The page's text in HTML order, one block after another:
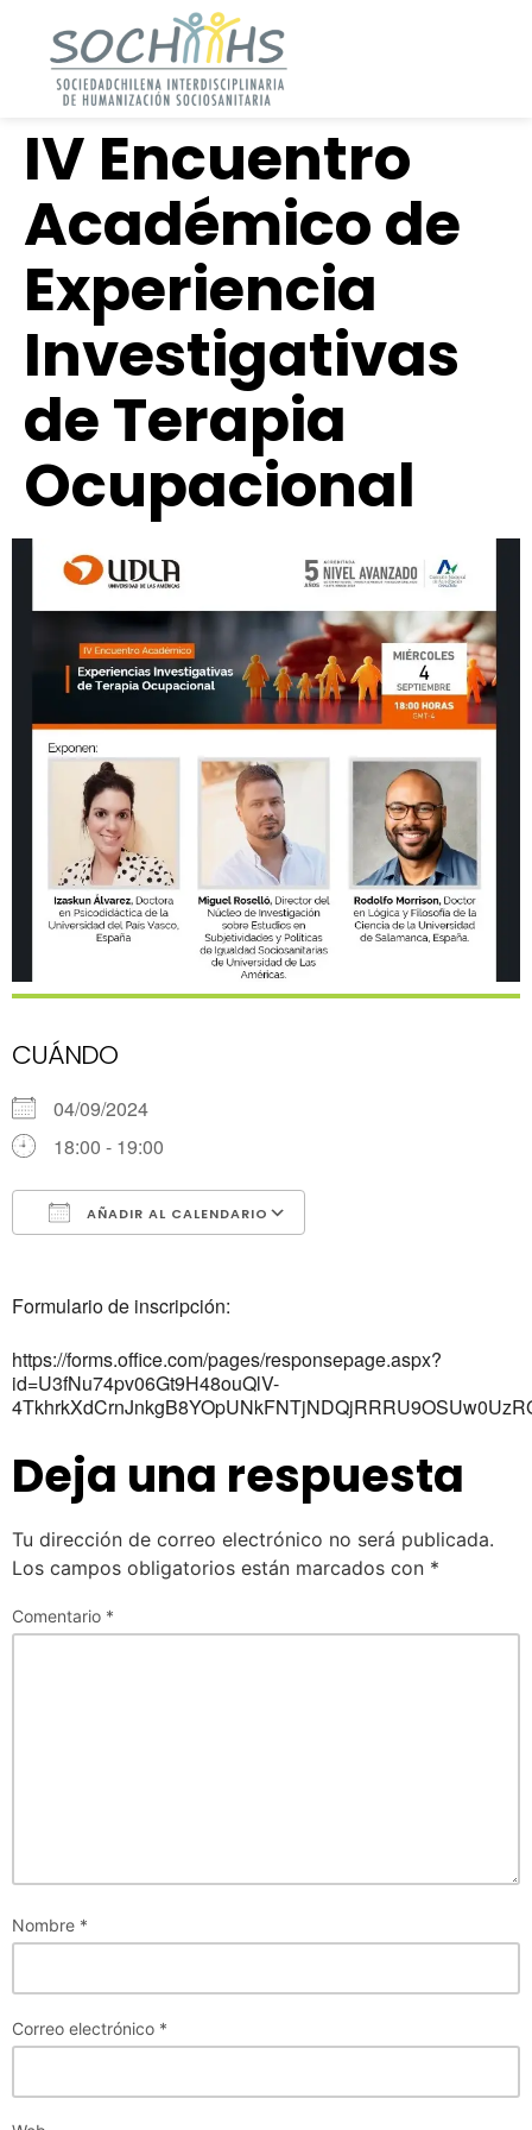
IV Encuentro
Académico de
Experiencia
Investigativas
de Terapia
Ocupacional
CUÁNDO
04/09/2024
18:00 - 19:00
AÑADIR AL CALENDARIO
Formulario de inscripción:
https://forms.office.com/pages/responsepage.aspx?
id=U3fNu74pv06Gt9H48ouQlV-
Deja una respuesta
Tu dirección de correo electrónico no será publicada.
Los campos obligatorios están marcados con *
Comentario *
Nombre *
Correo electrónico *